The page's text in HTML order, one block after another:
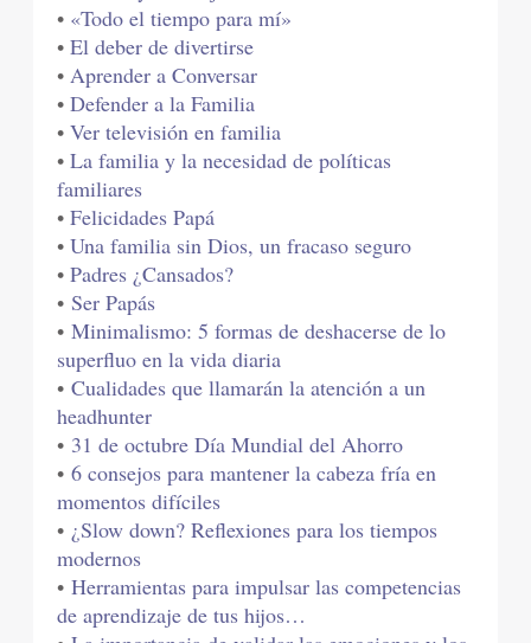
• «Todo el tiempo para mí»
•El deber de divertirse
•Aprender a Conversar
•Defender a la Familia
•Ver televisión en familia
•La familia y la necesidad de políticas
familiares
•Felicidades Papá
•Una familia sin Dios, un fracaso seguro
•Padres ¿Cansados?
• Ser Papás
•Minimalismo: 5 formas de deshacerse de lo
superfluo en la vida diaria
•Cualidades que llamarán la atención a un
headhunter
• 31 de octubre Día Mundial del Ahorro
•6 consejos para mantener la cabeza fría en
momentos difíciles
• ¿Slow down? Reflexiones para los tiempos
modernos
•Herramientas para impulsar las competencias
de aprendizaje de tus hijos…